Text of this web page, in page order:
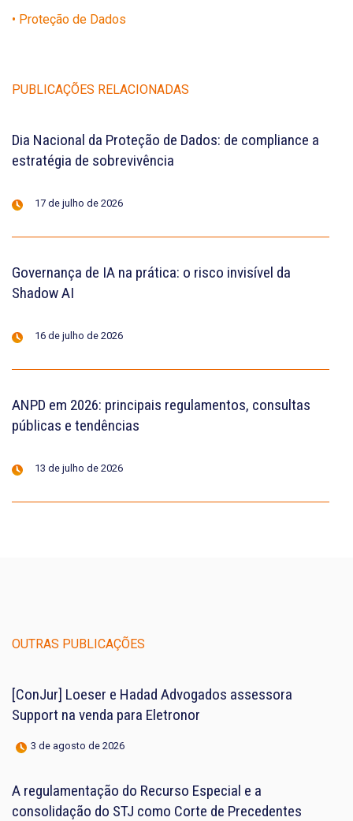
• Proteção de Dados
PUBLICAÇÕES RELACIONADAS
Dia Nacional da Proteção de Dados: de compliance a
estratégia de sobrevivência
17 de julho de 2026
Governança de IA na prática: o risco invisível da
Shadow AI
16 de julho de 2026
ANPD em 2026: principais regulamentos, consultas
públicas e tendências
13 de julho de 2026
OUTRAS PUBLICAÇÕES
[ConJur] Loeser e Hadad Advogados assessora
Support na venda para Eletronor
3 de agosto de 2026
A regulamentação do Recurso Especial e a
consolidação do STJ como Corte de Precedentes